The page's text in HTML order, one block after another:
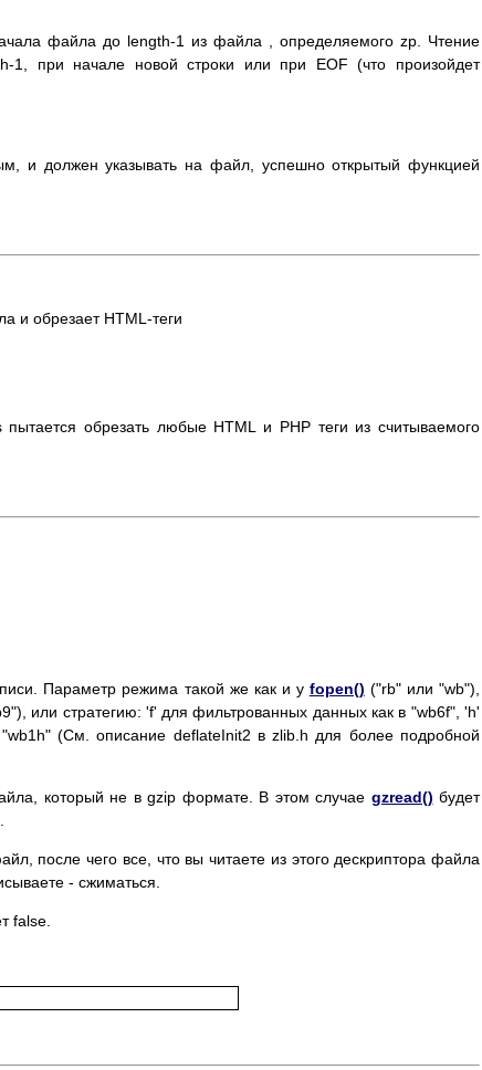
файла до length-1 из файла , определяемого zp. Чтение
1, при начале новой строки или при EOF (что произойдет
и должен указывать на файл, успешно открытый функцией
и обрезает HTML-теги
пытается обрезать любые HTML и PHP теги из считываемого
Параметр режима такой же как и у fopen() ("rb" или "wb"),
или стратегию: 'f' для фильтрованных данных как в "wb6f", 'h'
(См. описание deflateInit2 в zlib.h для более подробной
который не в gzip формате. В этом случае gzread() будет
после чего все, что вы читаете из этого дескриптора файла
- сжиматься.
false.